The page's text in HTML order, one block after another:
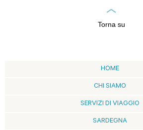
Torna su
HOME
CHI SIAMO
SERVIZI DI VIAGGIO
SARDEGNA